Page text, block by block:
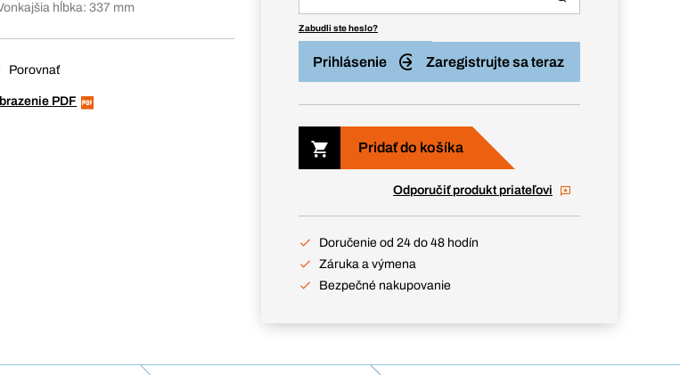
hĺbka: 337 mm
Porovnať
PDF
Zabudli ste heslo?
Prihlásenie Zaregistrujte sa teraz
Pridať do košíka
Odporučiť produkt priateľovi
Doručenie od 24 do 48 hodín
Záruka a výmena
Bezpečné nakupovanie